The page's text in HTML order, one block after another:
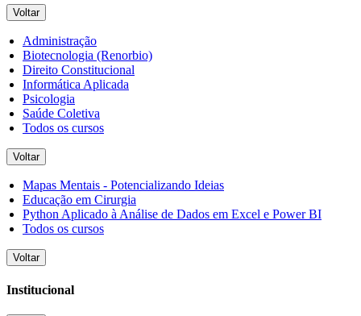
Voltar
Administração
Biotecnologia (Renorbio)
Direito Constitucional
Informática Aplicada
Psicologia
Saúde Coletiva
Todos os cursos
Voltar
Mapas Mentais - Potencializando Ideias
Educação em Cirurgia
Python Aplicado à Análise de Dados em Excel e Power BI
Todos os cursos
Voltar
Institucional